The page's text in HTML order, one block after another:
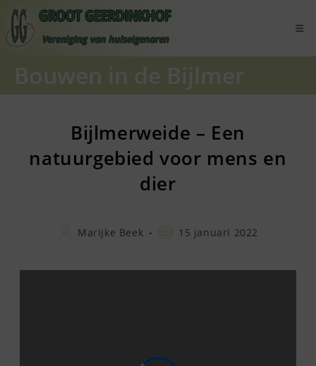
naar
inhoud
Bouwen in de Bijlmer
Bijlmerweide – Een
natuurgebied voor mens en
dier
BerichtMarijke Beek
Bericht15 januari 2022